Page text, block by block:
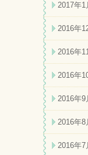
2017年1
2016年
2016年
2016年
2016年9
2016年8
2016年7